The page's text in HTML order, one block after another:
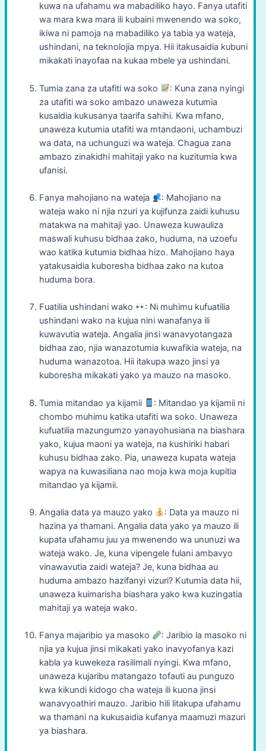
kuwa na ufahamu wa mabadiliko hayo. Fanya utafiti
wa mara kwa mara ili kubaini mwenendo wa soko,
ikiwa ni pamoja na mabadiliko ya tabia ya wateja,
ushindani, na teknolojia mpya. Hii itakusaidia kubuni
mikakati inayofaa na kukaa mbele ya ushindani.
Tumia zana za utafiti wa soko
: Kuna zana nyingi
za utafiti wa soko ambazo unaweza kutumia
kusaidia kukusanya taarifa sahihi. Kwa mfano,
unaweza kutumia utafiti wa mtandaoni, uchambuzi
wa data, na uchunguzi wa wateja. Chagua zana
ambazo zinakidhi mahitaji yako na kuzitumia kwa
ufanisi.
Fanya mahojiano na wateja
: Mahojiano na
wateja wako ni njia nzuri ya kujifunza zaidi kuhusu
matakwa na mahitaji yao. Unaweza kuwauliza
maswali kuhusu bidhaa zako, huduma, na uzoefu
wao katika kutumia bidhaa hizo. Mahojiano haya
yatakusaidia kuboresha bidhaa zako na kutoa
huduma bora.
Fuatilia ushindani wako
: Ni muhimu kufuatilia
ushindani wako na kujua nini wanafanya ili
kuwavutia wateja. Angalia jinsi wanavyotangaza
bidhaa zao, njia wanazotumia kuwafikia wateja, na
huduma wanazotoa. Hii itakupa wazo jinsi ya
kuboresha mikakati yako ya mauzo na masoko.
Tumia mitandao ya kijamii
: Mitandao ya kijamii ni
chombo muhimu katika utafiti wa soko. Unaweza
kufuatilia mazungumzo yanayohusiana na biashara
yako, kujua maoni ya wateja, na kushiriki habari
kuhusu bidhaa zako. Pia, unaweza kupata wateja
wapya na kuwasiliana nao moja kwa moja kupitia
mitandao ya kijamii.
Angalia data ya mauzo yako
: Data ya mauzo ni
hazina ya thamani. Angalia data yako ya mauzo ili
kupata ufahamu juu ya mwenendo wa ununuzi wa
wateja wako. Je, kuna vipengele fulani ambavyo
vinawavutia zaidi wateja? Je, kuna bidhaa au
huduma ambazo hazifanyi vizuri? Kutumia data hii,
unaweza kuimarisha biashara yako kwa kuzingatia
mahitaji ya wateja wako.
Fanya majaribio ya masoko
: Jaribio la masoko ni
njia ya kujua jinsi mikakati yako inavyofanya kazi
kabla ya kuwekeza rasilimali nyingi. Kwa mfano,
unaweza kujaribu matangazo tofauti au punguzo
kwa kikundi kidogo cha wateja ili kuona jinsi
wanavyoathiri mauzo. Jaribio hili litakupa ufahamu
wa thamani na kukusaidia kufanya maamuzi mazuri
ya biashara.